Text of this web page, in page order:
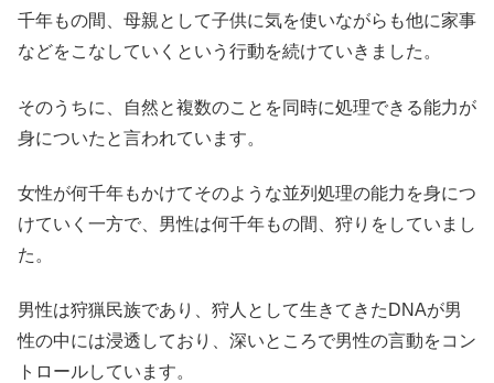
千年もの間、母親として子供に気を使いながらも他に家事
などをこなしていくという行動を続けていきました。
そのうちに、自然と複数のことを同時に処理できる能力が
身についたと言われています。
女性が何千年もかけてそのような並列処理の能力を身につ
けていく一方で、男性は何千年もの間、狩りをしていまし
た。
男性は狩猟民族であり、狩人として生きてきたDNAが男
性の中には浸透しており、深いところで男性の言動をコン
トロールしています。